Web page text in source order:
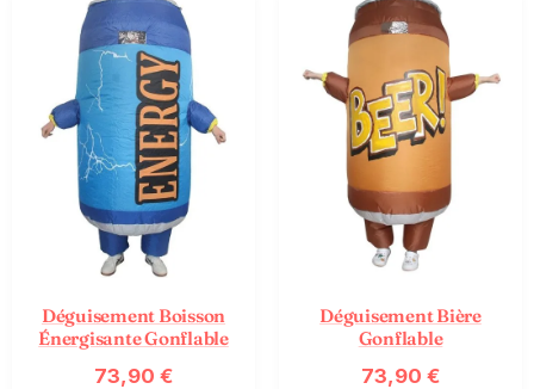
Déguisement Boisson
Énergisante Gonflable
73,90 €
Déguisement Bière
Gonflable
73,90 €